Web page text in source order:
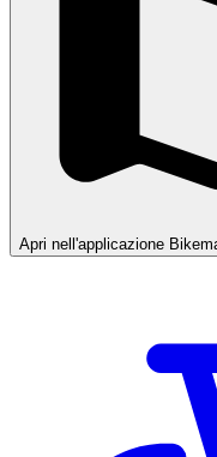
Apri nell'applicazione